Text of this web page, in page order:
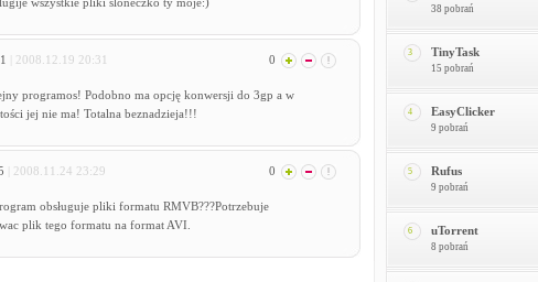
| 2008.12.19 20:31 0
programos! Podobno ma opcję konwersji do 3gp a w
jej nie ma! Totalna beznadzieja!!!
| 2008.11.24 23:29 0
obsługuje pliki formatu RMVB???Potrzebuje
plik tego formatu na format AVI.
38 pobrań
3 TinyTask
15 pobrań
4 EasyClicker
9 pobrań
5 Rufus
9 pobrań
6 uTorrent
8 pobrań